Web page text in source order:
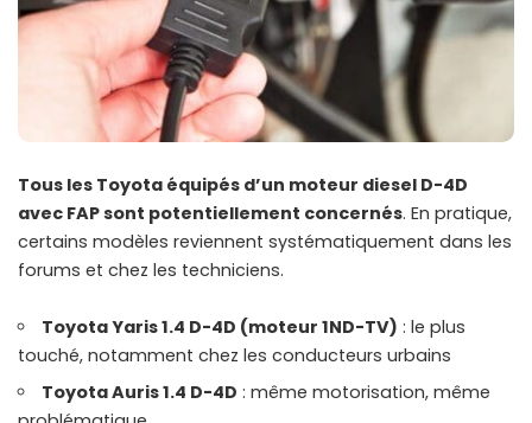
Tous les Toyota équipés d’un moteur diesel D-4D
avec FAP sont potentiellement concernés. En pratique,
certains modèles reviennent systématiquement dans les
forums et chez les techniciens.
Toyota Yaris 1.4 D-4D (moteur 1ND-TV) : le plus
touché, notamment chez les conducteurs urbains
Toyota Auris 1.4 D-4D : même motorisation, même